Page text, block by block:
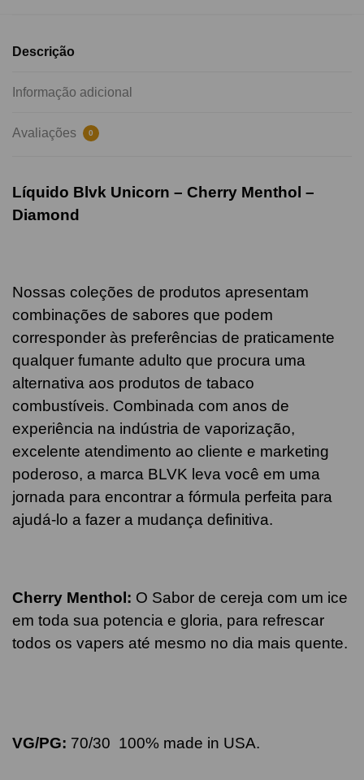
Descrição
Informação adicional
Avaliações 0
Líquido Blvk Unicorn – Cherry Menthol –
Diamond
Nossas coleções de produtos apresentam
combinações de sabores que podem
corresponder às preferências de praticamente
qualquer fumante adulto que procura uma
alternativa aos produtos de tabaco
combustíveis. Combinada com anos de
experiência na indústria de vaporização,
excelente atendimento ao cliente e marketing
poderoso, a marca BLVK leva você em uma
jornada para encontrar a fórmula perfeita para
ajudá-lo a fazer a mudança definitiva.
Cherry Menthol: O Sabor de cereja com um ice
em toda sua potencia e gloria, para refrescar
todos os vapers até mesmo no dia mais quente.
VG/PG: 70/30 100% made in USA.